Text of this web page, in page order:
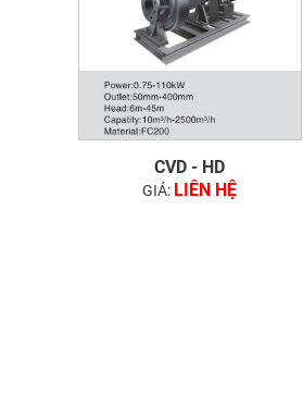
CVD - HD
GIÁ: LIÊN HỆ